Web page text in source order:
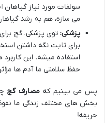
سولفات مورد نیاز
می سازه، هم به رشد
پزشکی: توی پزشکی، گچ برای
برای ثابت نگه داشتن
استفاده میشه. این
حفظ سلامتی ما آدم ها
پس می بینیم که مصارف گچ
بخش های مختلف زندگی ما
حریفه!